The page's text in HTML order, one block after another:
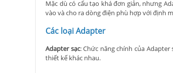
Mặc dù có cấu tạo khá đơn giản, nhưng
vào và cho ra dòng điện phù hợp với định
Các loại Adapter
Adapter sạc: Chức năng chính của
thiết kế khác nhau.